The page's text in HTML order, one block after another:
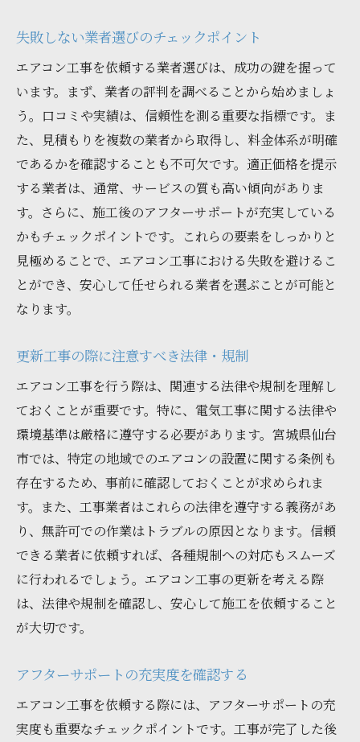
失敗しない業者選びのチェックポイント
エアコン工事を依頼する業者選びは、成功の鍵を握って
います。まず、業者の評判を調べることから始めましょ
う。口コミや実績は、信頼性を測る重要な指標です。ま
た、見積もりを複数の業者から取得し、料金体系が明確
であるかを確認することも不可欠です。適正価格を提示
する業者は、通常、サービスの質も高い傾向がありま
す。さらに、施工後のアフターサポートが充実している
かもチェックポイントです。これらの要素をしっかりと
見極めることで、エアコン工事における失敗を避けるこ
とができ、安心して任せられる業者を選ぶことが可能と
なります。
更新工事の際に注意すべき法律・規制
エアコン工事を行う際は、関連する法律や規制を理解し
ておくことが重要です。特に、電気工事に関する法律や
環境基準は厳格に遵守する必要があります。宮城県仙台
市では、特定の地域でのエアコンの設置に関する条例も
存在するため、事前に確認しておくことが求められま
す。また、工事業者はこれらの法律を遵守する義務があ
り、無許可での作業はトラブルの原因となります。信頼
できる業者に依頼すれば、各種規制への対応もスムーズ
に行われるでしょう。エアコン工事の更新を考える際
は、法律や規制を確認し、安心して施工を依頼すること
が大切です。
アフターサポートの充実度を確認する
エアコン工事を依頼する際には、アフターサポートの充
実度も重要なチェックポイントです。工事が完了した後